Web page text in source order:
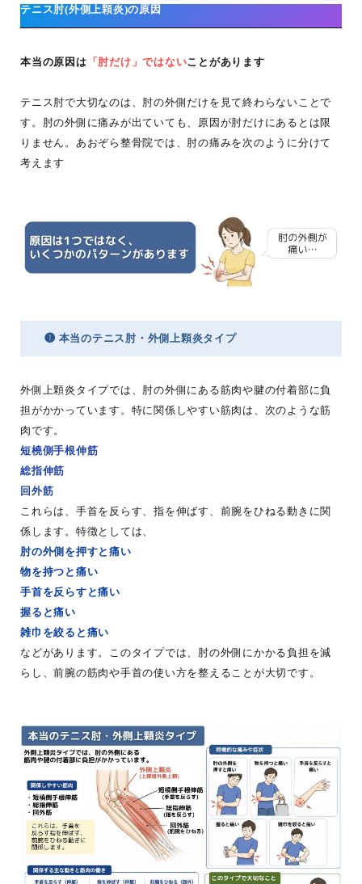
テニス肘(外側上顆炎)の原因
本当の原因は 「肘だけ」ではないことがあります
テニス肘で大切なのは、肘の外側だけを見て終わらないことで
す。肘の外側に痛みが出ていても、原因が肘だけにあるとは限
りません。あおぞら整骨院では、肘の痛みを次のように分けて
考えます
❶ 本当のテニス肘・外側上顆炎タイプ
外側上顆炎タイプでは、肘の外側にある筋肉や腱の付着部に負
担がかかっています。特に関係しやすい筋肉は、次のような筋
肉です。
短橈側手根伸筋
総指伸筋
回外筋
これらは、手首を反らす、指を伸ばす、前腕をひねる動きに関
係します。特徴としては、
肘の外側を押すと痛い
物を持つと痛い
手首を反らすと痛い
握ると痛い
雑巾を絞ると痛い
などがあります。このタイプでは、肘の外側にかかる負担を減
らし、前腕の筋肉や手首の使い方を整えることが大切です。